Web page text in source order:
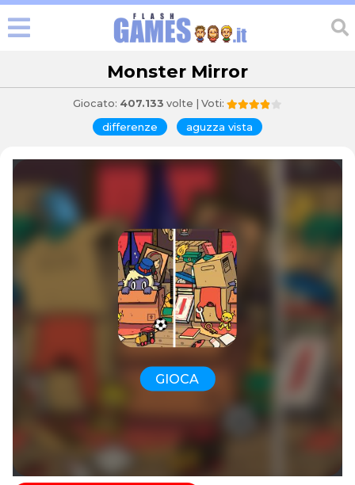
Monster Mirror
Giocato: 407.133 volte | Voti:
differenze aguzza vista
GIOCA